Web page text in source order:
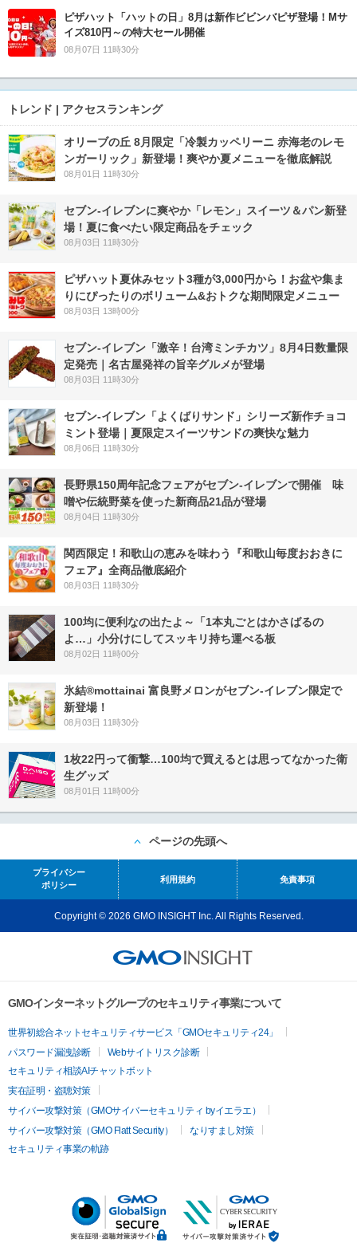
ピザハット「ハットの日」8月は新作ビビンバピザ登場！Mサ
イズ810円～の特大セール開催
08月07日 11時30分
トレンド | アクセスランキング
オリーブの丘 8月限定「冷製カッペリーニ 赤海老のレモ
ンガーリック」新登場！爽やか夏メニューを徹底解説
08月01日 11時30分
セブン‐イレブンに爽やか「レモン」スイーツ＆パン新登
場！夏に食べたい限定商品をチェック
08月03日 11時30分
ピザハット夏休みセット3種が3,000円から！お盆や集ま
りにぴったりのボリューム&おトクな期間限定メニュー
08月03日 13時00分
セブン-イレブン「激辛！台湾ミンチカツ」8月4日数量限
定発売｜名古屋発祥の旨辛グルメが登場
08月03日 11時30分
セブン‐イレブン「よくばりサンド」シリーズ新作チョコ
ミント登場｜夏限定スイーツサンドの爽快な魅力
08月06日 11時30分
長野県150周年記念フェアがセブン-イレブンで開催 味
噌や伝統野菜を使った新商品21品が登場
08月04日 11時30分
関西限定！和歌山の恵みを味わう『和歌山毎度おおきに
フェア』全商品徹底紹介
08月03日 11時30分
100均に便利なの出たよ～「1本丸ごとはかさばるの
よ…」小分けにしてスッキリ持ち運べる板
08月02日 11時00分
氷結®mottainai 富良野メロンがセブン‐イレブン限定で
新登場！
08月03日 11時30分
1枚22円って衝撃…100均で買えるとは思ってなかった衛
生グッズ
08月01日 11時00分
ページの先頭へ
プライバシー
ポリシー
利用規約 免責事項
Copyright © 2026 GMO INSIGHT Inc. All Rights Reserved.
GMOインターネットグループのセキュリティ事業について
世界初総合ネットセキュリティサービス「GMOセキュリティ24」
パスワード漏洩診断
Webサイトリスク診断
セキュリティ相談AIチャットボット
実在証明・盗聴対策
サイバー攻撃対策（GMOサイバーセキュリティ byイエラエ）
サイバー攻撃対策（GMO Flatt Security）
なりすまし対策
セキュリティ事業の軌跡